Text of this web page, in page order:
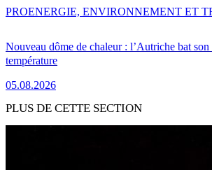
Nouveau dôme de chaleur : l’Autriche bat
température
05.08.2026
PROENERGIE, ENVIRONNEMENT ET
PLUS DE CETTE SECTION